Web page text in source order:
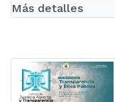
Más detalles